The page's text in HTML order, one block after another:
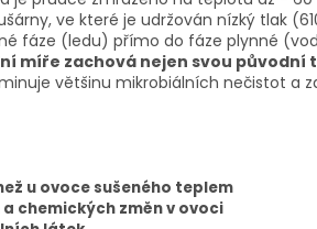
ve které je udržován nízký tlak
fáze (ledu) přímo do fáze plynné
míře zachová nejen svou
většinu mikrobiálních nečistot a
u ovoce sušeného teplem
chemických změn v ovoci